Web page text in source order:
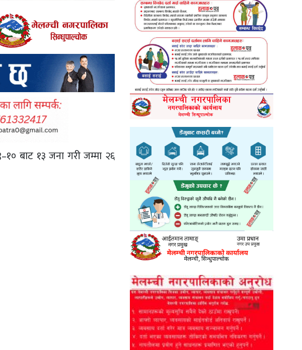
बाट १३ जना गरी जम्मा २६